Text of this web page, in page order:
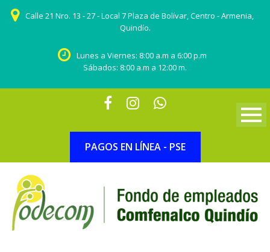
Calle 21 Nro. 13 - 27 - Local 7 Plaza de Bolívar, Centro - Armenia,
Quindío.
Lunes a Viernes: 8:00 a.m a 6:00 p.m
Sábados: 8:00 a.m a 12:00 m.
PAGOS EN LÍNEA - PSE